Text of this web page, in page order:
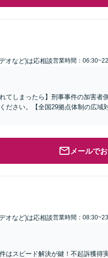
オなど)は応相談営業時間：
てしまったら】刑事事件の加害者
ださい。【全国29拠点体制の広域
メールで
オなど)は応相談営業時間：
はスピード解決が鍵！不起訴獲得